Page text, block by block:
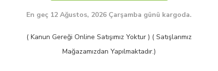
En geç 12 Ağustos, 2026 Çarşamba günü kargoda.
( Kanun Gereği Online Satışımız Yoktur ) ( Satışlarımız
Mağazamızdan Yapılmaktadır.)